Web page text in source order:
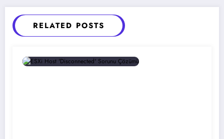
RELATED POSTS